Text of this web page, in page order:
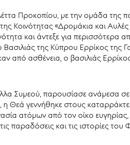
Προκοπίου, με την ομάδα της
Κοινότητας «Δρομάκια και
και άντεξε για περισσότερα
της Κύπρου Ερρίκος της
από ασθένεια, ο βασιλιάς
Συμεού, παρουσίασε ανάμεσα σε
γεννήθηκε στους
ατόμων από τον οίκο ευγηρίας,
παραδόσεις και τις ιστορίες του